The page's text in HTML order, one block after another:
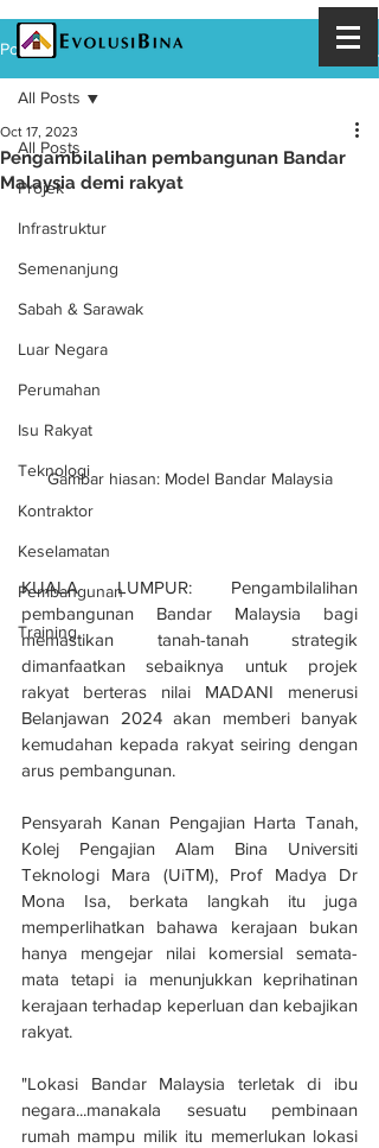
Post
All Posts
Projek
Infrastruktur
Semenanjung
Sabah & Sarawak
Luar Negara
Perumahan
Isu Rakyat
Teknologi
Kontraktor
Keselamatan
Pembangunan
Training
All Posts
Pengambilalihan pembangunan Bandar
Malaysia demi rakyat
Oct 17, 2023
Gambar hiasan: Model Bandar Malaysia
KUALA LUMPUR: Pengambilalihan
pembangunan Bandar Malaysia bagi
memastikan tanah-tanah strategik
dimanfaatkan sebaiknya untuk projek
rakyat berteras nilai MADANI menerusi
Belanjawan 2024 akan memberi banyak
kemudahan kepada rakyat seiring dengan
arus pembangunan.
Pensyarah Kanan Pengajian Harta Tanah,
Kolej Pengajian Alam Bina Universiti
Teknologi Mara (UiTM), Prof Madya Dr
Mona Isa, berkata langkah itu juga
memperlihatkan bahawa kerajaan bukan
hanya mengejar nilai komersial semata-
mata tetapi ia menunjukkan keprihatinan
kerajaan terhadap keperluan dan kebajikan
rakyat.
"Lokasi Bandar Malaysia terletak di ibu
negara...manakala sesuatu pembinaan
rumah mampu milik itu memerlukan lokasi